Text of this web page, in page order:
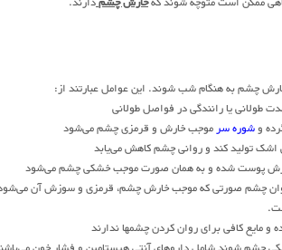
چشم به هنگام شب شوند. این عوامل عبارتند از:
طولانی یا رانندگی در فواصل طولانی
وشوره سرموجب خارش و قرمزی چشم می‌شود
تولید کند و روانی چشم کاهش می‌یابد
پوست شده و به همان صورت موجب خشکی چشم می‌شود
چشم صورتی که موجب خارش چشم، قرمزی و سوزش آن
مایع کافی برای روان کردن چشمها ندارند